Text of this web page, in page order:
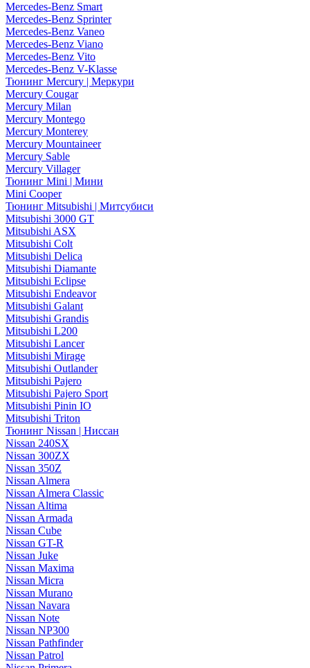
Mercedes-Benz Smart
Mercedes-Benz Sprinter
Mercedes-Benz Vaneo
Mercedes-Benz Viano
Mercedes-Benz Vito
Mercedes-Benz V-Klasse
Тюнинг Mercury | Меркури
Mercury Cougar
Mercury Milan
Mercury Montego
Mercury Monterey
Mercury Mountaineer
Mercury Sable
Mercury Villager
Тюнинг Mini | Мини
Mini Cooper
Тюнинг Mitsubishi | Митсубиси
Mitsubishi 3000 GT
Mitsubishi ASX
Mitsubishi Colt
Mitsubishi Delica
Mitsubishi Diamante
Mitsubishi Eclipse
Mitsubishi Endeavor
Mitsubishi Galant
Mitsubishi Grandis
Mitsubishi L200
Mitsubishi Lancer
Mitsubishi Mirage
Mitsubishi Outlander
Mitsubishi Pajero
Mitsubishi Pajero Sport
Mitsubishi Pinin IO
Mitsubishi Triton
Тюнинг Nissan | Ниссан
Nissan 240SX
Nissan 300ZX
Nissan 350Z
Nissan Almera
Nissan Almera Classic
Nissan Altima
Nissan Armada
Nissan Cube
Nissan GT-R
Nissan Juke
Nissan Maxima
Nissan Micra
Nissan Murano
Nissan Navara
Nissan Note
Nissan NP300
Nissan Pathfinder
Nissan Patrol